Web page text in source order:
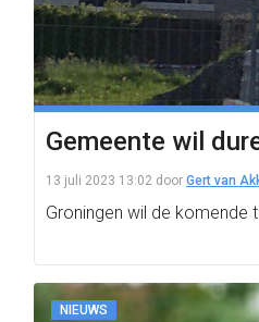
Gemeente wil
13 juli 2023 13:02 door Gert van
Groningen wil de komende
NIEUWS